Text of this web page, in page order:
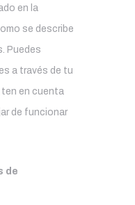
en la
se describe
Puedes
a través de tu
ten en cuenta
de funcionar
de